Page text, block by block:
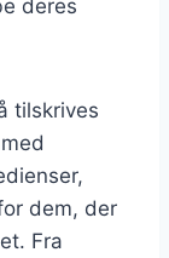
deres
tilskrives
dem, der
Fra